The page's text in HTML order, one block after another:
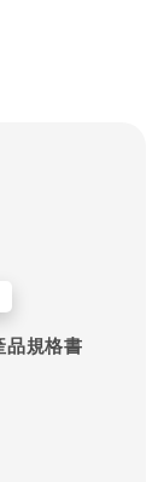
規格書